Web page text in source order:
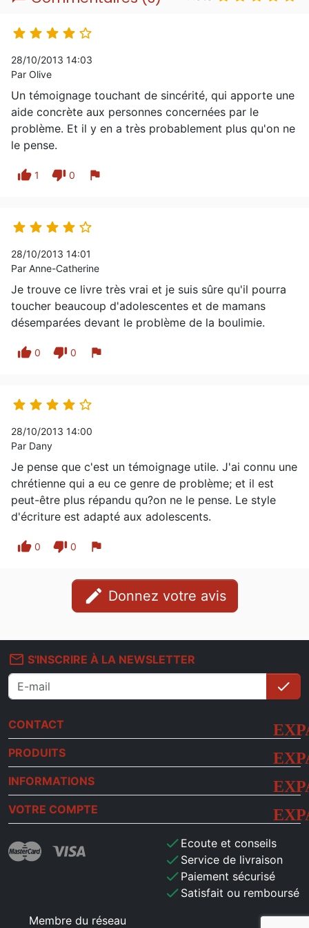
    
28/10/2013 14:03
Par Olive
Un témoignage touchant de sincérité, qui apporte une
aide concrète aux personnes concernées par le
problème. Et il y en a très probablement plus qu'on ne
le pense.
thumb_up 1 thumb_down 0 flag
    
28/10/2013 14:01
Par Anne-Catherine
Je trouve ce livre très vrai et je suis sûre qu'il pourra
toucher beaucoup d'adolescentes et de mamans
désemparées devant le problème de la boulimie.
thumb_up 0 thumb_down 0 flag
    
28/10/2013 14:00
Par Dany
Je pense que c'est un témoignage utile. J'ai connu une
chrétienne qui a eu ce genre de problème; et il est
peut-être plus répandu qu?on ne le pense. Le style
d'écriture est adapté aux adolescents.
thumb_up 0 thumb_down 0 flag
edit Donnez votre avis
mail_outline S'INSCRIRE À LA NEWSLETTER
check
CONTACT
PRODUITS
INFORMATIONS
VOTRE COMPTE
check Ecoute et conseils
check Service de livraison
check Paiement sécurisé
check Satisfait ou remboursé
Membre du réseau